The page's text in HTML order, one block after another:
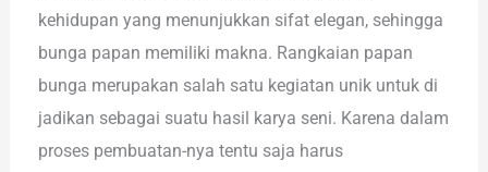
kehidupan yang menunjukkan sifat elegan, sehingga
bunga papan memiliki makna. Rangkaian papan
bunga merupakan salah satu kegiatan unik untuk di
jadikan sebagai suatu hasil karya seni. Karena dalam
proses pembuatan-nya tentu saja harus